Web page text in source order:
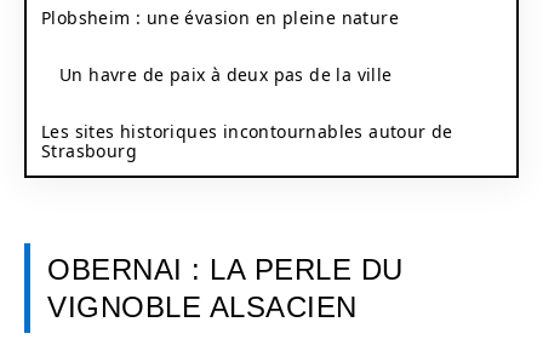
Plobsheim : une évasion en pleine nature
Un havre de paix à deux pas de la ville
Les sites historiques incontournables autour de
Strasbourg
OBERNAI : LA PERLE DU
VIGNOBLE ALSACIEN